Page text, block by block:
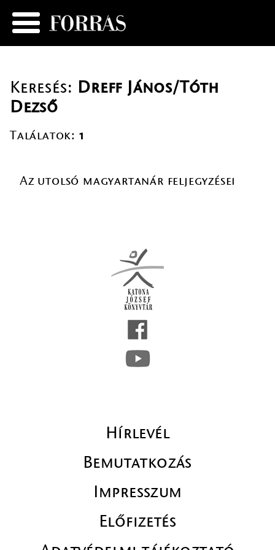
Keresés: Dreff János/Tóth
Dezső
Találatok: 1
Az utolsó magyartanár feljegyzései
Hírlevél
Bemutatkozás
Impresszum
Előfizetés